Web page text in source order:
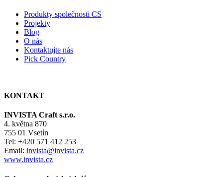
Produkty společnosti CS
Projekty
Blog
O nás
Kontaktujte nás
Pick Country
KONTAKT
INVISTA Craft s.r.o.
4. května 870
755 01 Vsetín
Tel: +420 571 412 253
Email: invista@invista.cz
www.invista.cz